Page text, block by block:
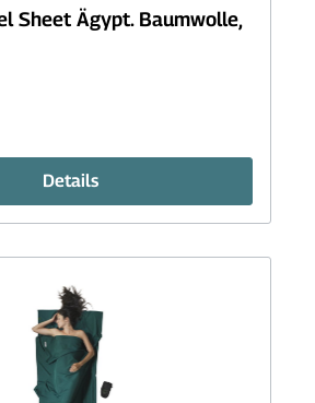
Sheet Ägypt. Baumwolle,
Details